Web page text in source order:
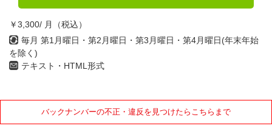
￥3,300/ 月（税込）
毎月 第1月曜日・第2月曜日・第3月曜日・第4月曜日(年末年始
を除く)
テキスト・HTML形式
バックナンバーの不正・違反を見つけたらこちらまで